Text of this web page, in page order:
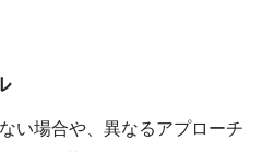
い場合や、異なるアプローチ